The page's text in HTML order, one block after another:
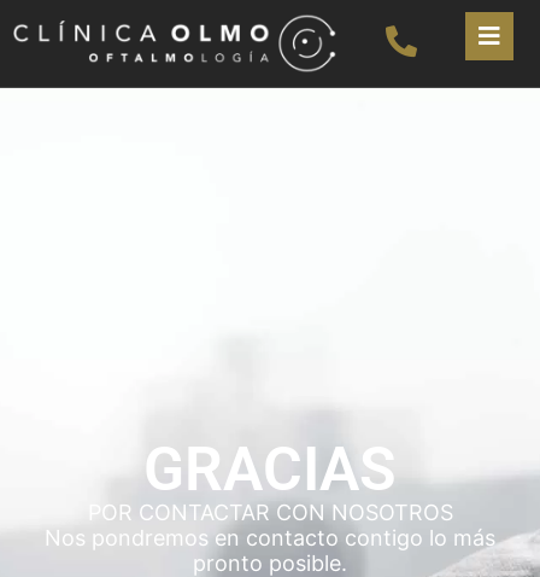
GRACIAS
POR CONTACTAR CON NOSOTROS
Nos pondremos en contacto contigo lo más
pronto posible.